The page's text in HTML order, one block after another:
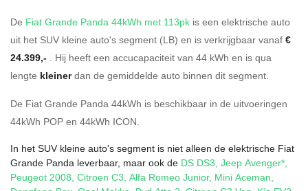
De Fiat Grande Panda 44kWh met 113pk is een elektrische auto
uit het SUV kleine auto's segment (LB) en is verkrijgbaar vanaf €
24.399,- . Hij heeft een accucapaciteit van 44 kWh en is qua
lengte kleinerdan de gemiddelde auto binnen dit segment.
De Fiat Grande Panda 44kWh is beschikbaar in de uitvoeringen
44kWh POP en 44kWh ICON.
In het SUV kleine auto's segment is niet alleen de elektrische Fiat
Grande Panda leverbaar, maar ook de DS DS3, Jeep Avenger*,
Peugeot 2008, Citroen C3, Alfa Romeo Junior, Mini Aceman,